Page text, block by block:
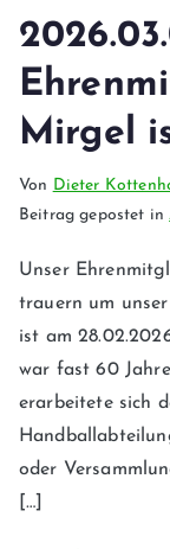
Mirgel
Von Dieter
Beitrag gepostet in
Unser
trauern um
ist am
war fast 60
erarbeitete sich
oder
[…]